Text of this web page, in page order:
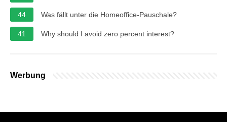
44 Was fällt unter die Homeoffice-Pauschale?
41 Why should I avoid zero percent interest?
Werbung